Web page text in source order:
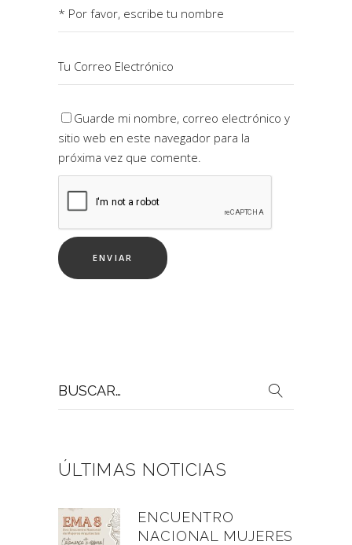
Guarde mi nombre, correo electrónico y
sitio web en este navegador para la
próxima vez que comente.
por:
ÚLTIMAS NOTICIAS
ENCUENTRO
NACIONAL MUJERES